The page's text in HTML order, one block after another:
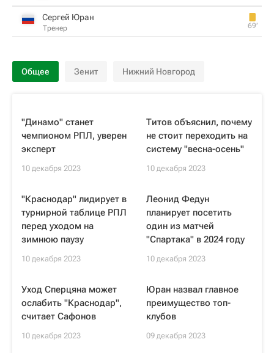
Сергей Юран
Тренер 69‎’‎
Общее Зенит Нижний Новгород
"Динамо" станет
чемпионом РПЛ, уверен
эксперт
10 декабря 2023
Титов объяснил, почему
не стоит переходить на
систему "весна-осень"
10 декабря 2023
"Краснодар" лидирует в
турнирной таблице РПЛ
перед уходом на
зимнюю паузу
10 декабря 2023
Леонид Федун
планирует посетить
один из матчей
"Спартака" в 2024 году
10 декабря 2023
Уход Сперцяна может
ослабить "Краснодар",
считает Сафонов
10 декабря 2023
Юран назвал главное
преимущество топ-
клубов
09 декабря 2023